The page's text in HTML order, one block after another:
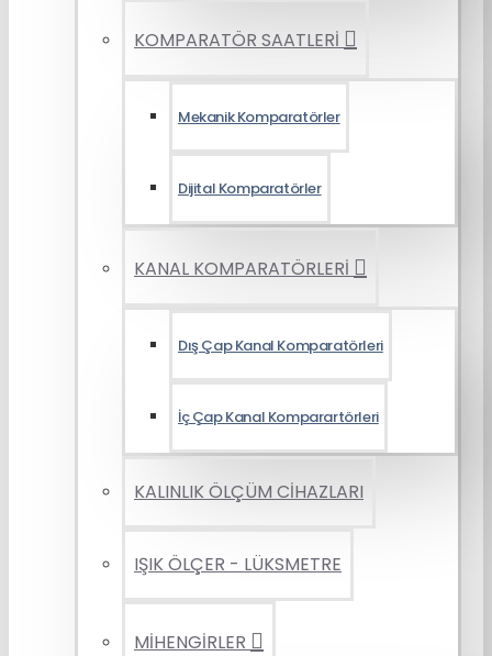
KOMPARATÖR SAATLERİ
Mekanik Komparatörler
Dijital Komparatörler
KANAL KOMPARATÖRLERİ
Dış Çap Kanal Komparatörleri
İç Çap Kanal Komparartörleri
KALINLIK ÖLÇÜM CİHAZLARI
IŞIK ÖLÇER - LÜKSMETRE
MİHENGİRLER